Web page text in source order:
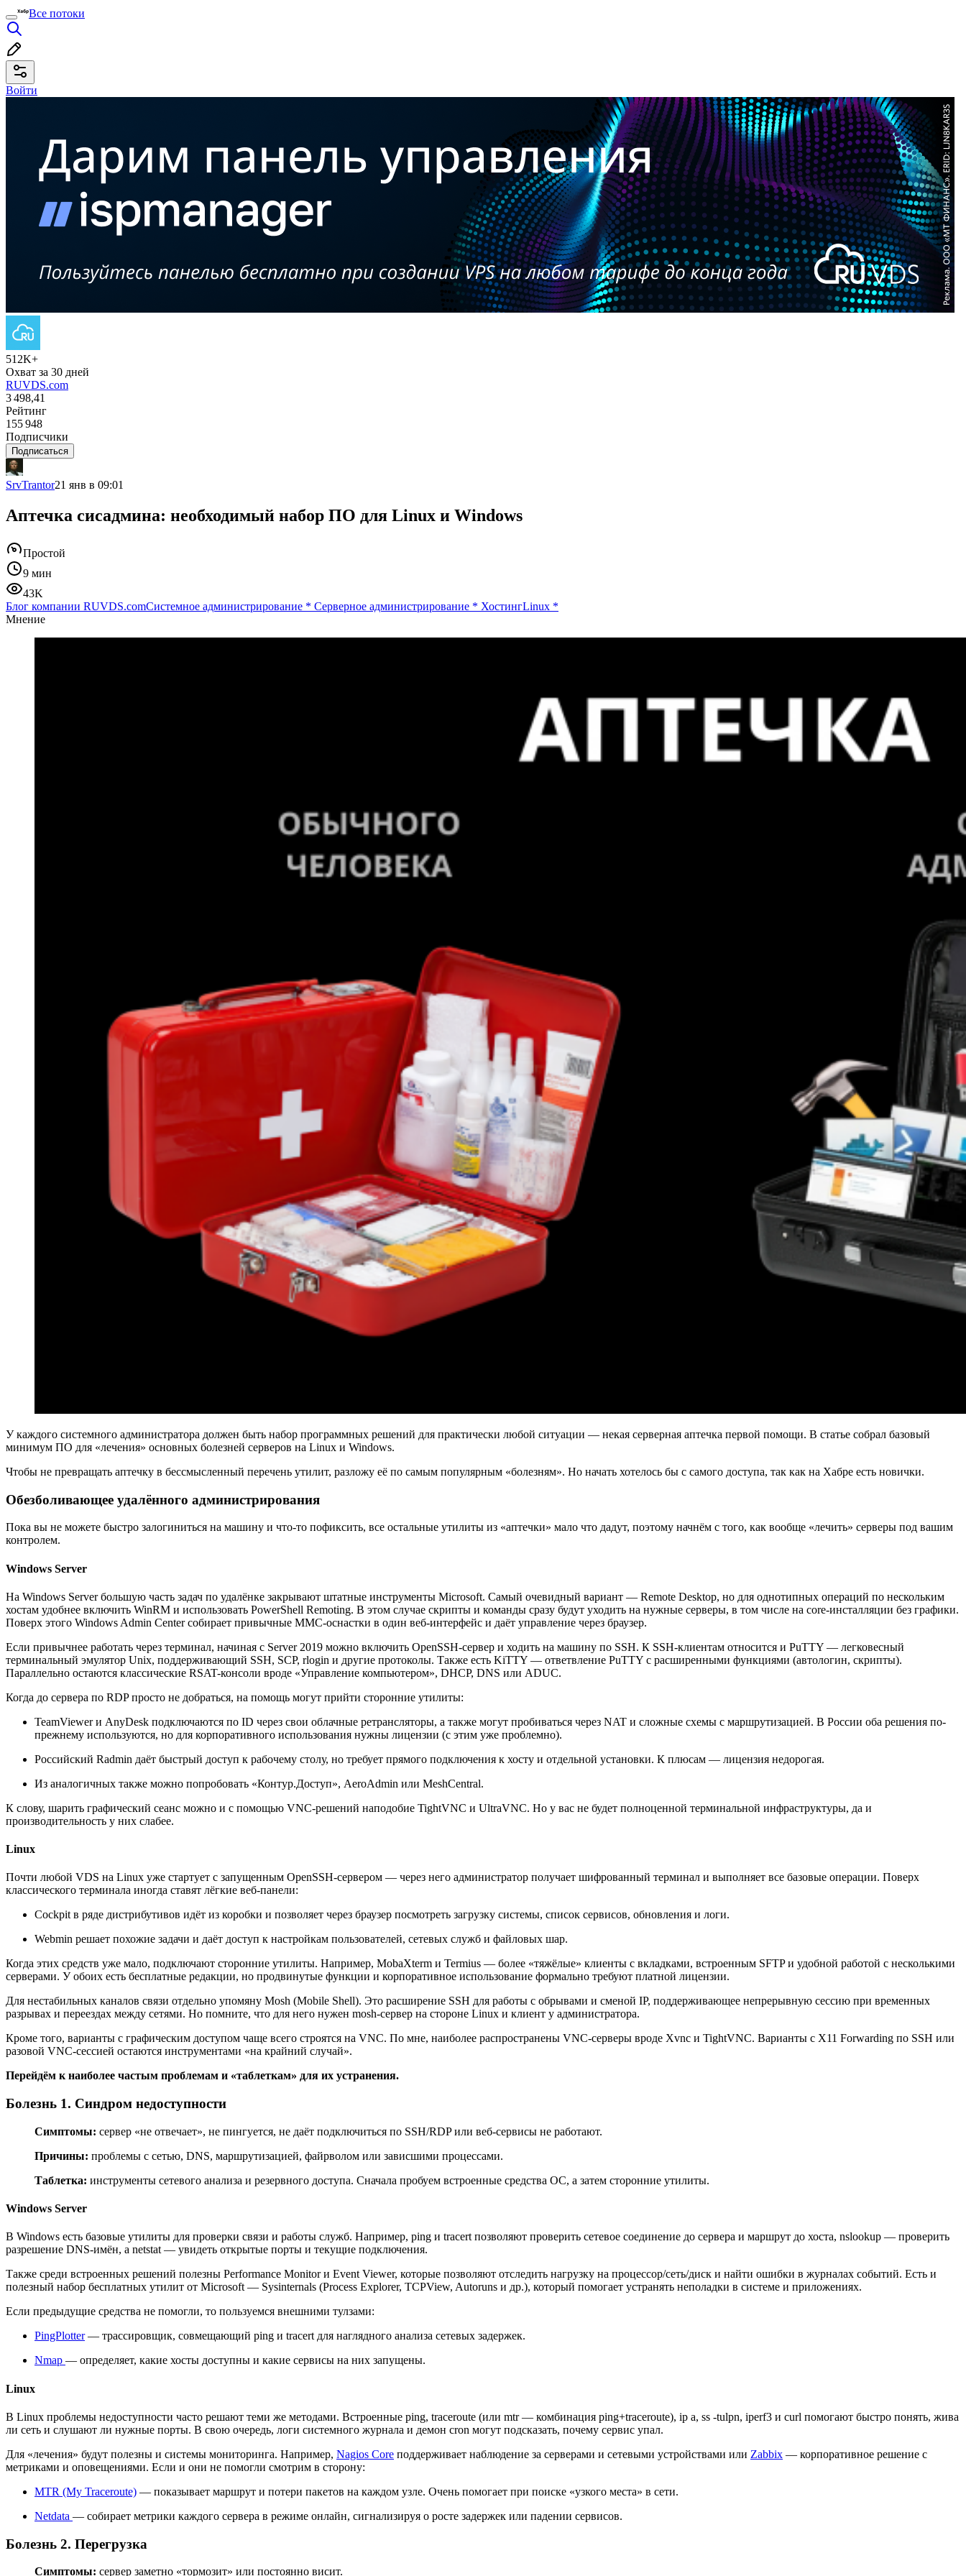
Все потоки
Войти
512K+
Охват за 30 дней
RUVDS.com
3 498,41
Рейтинг
155 948
Подписчики
Подписаться
SrvTrantor21 янв в 09:01
Аптечка сисадмина: необходимый набор ПО для Linux и Windows
Простой
9 мин
43K
Блог компании RUVDS.comСистемное администрирование * Серверное администрирование * ХостингLinux *
Мнение
У каждого системного администратора должен быть набор программных решений для практически любой ситуации — некая серверная аптечка первой помощи. В статье собрал базовый
минимум ПО для «лечения» основных болезней серверов на Linux и Windows.
Чтобы не превращать аптечку в бессмысленный перечень утилит, разложу её по самым популярным «болезням». Но начать хотелось бы с самого доступа, так как на Хабре есть новички.
Обезболивающее удалённого администрирования
Пока вы не можете быстро залогиниться на машину и что-то пофиксить, все остальные утилиты из «аптечки» мало что дадут, поэтому начнём с того, как вообще «лечить» серверы под вашим
контролем.
Windows Server
На Windows Server большую часть задач по удалёнке закрывают штатные инструменты Microsoft. Самый очевидный вариант — Remote Desktop, но для однотипных операций по нескольким
хостам удобнее включить WinRM и использовать PowerShell Remoting. В этом случае скрипты и команды сразу будут уходить на нужные серверы, в том числе на core-инсталляции без графики.
Поверх этого Windows Admin Center собирает привычные MMC-оснастки в один веб-интерфейс и даёт управление через браузер.
Если привычнее работать через терминал, начиная с Server 2019 можно включить OpenSSH-сервер и ходить на машину по SSH. К SSH-клиентам относится и PuTTY — легковесный
терминальный эмулятор Unix, поддерживающий SSH, SCP, rlogin и другие протоколы. Также есть KiTTY — ответвление PuTTY с расширенными функциями (автологин, скрипты).
Параллельно остаются классические RSAT-консоли вроде «Управление компьютером», DHCP, DNS или ADUC.
Когда до сервера по RDP просто не добраться, на помощь могут прийти сторонние утилиты:
TeamViewer и AnyDesk подключаются по ID через свои облачные ретрансляторы, а также могут пробиваться через NAT и сложные схемы с маршрутизацией. В России оба решения по-
прежнему используются, но для корпоративного использования нужны лицензии (с этим уже проблемно).
Российский Radmin даёт быстрый доступ к рабочему столу, но требует прямого подключения к хосту и отдельной установки. К плюсам — лицензия недорогая.
Из аналогичных также можно попробовать «Контур.Доступ», AeroAdmin или MeshCentral.
К слову, шарить графический сеанс можно и с помощью VNC-решений наподобие TightVNC и UltraVNC. Но у вас не будет полноценной терминальной инфраструктуры, да и
производительность у них слабее.
Linux
Почти любой VDS на Linux уже стартует с запущенным OpenSSH-сервером — через него администратор получает шифрованный терминал и выполняет все базовые операции. Поверх
классического терминала иногда ставят лёгкие веб-панели:
Cockpit в ряде дистрибутивов идёт из коробки и позволяет через браузер посмотреть загрузку системы, список сервисов, обновления и логи.
Webmin решает похожие задачи и даёт доступ к настройкам пользователей, сетевых служб и файловых шар.
Когда этих средств уже мало, подключают сторонние утилиты. Например, MobaXterm и Termius — более «тяжёлые» клиенты с вкладками, встроенным SFTP и удобной работой с несколькими
серверами. У обоих есть бесплатные редакции, но продвинутые функции и корпоративное использование формально требуют платной лицензии.
Для нестабильных каналов связи отдельно упомяну Mosh (Mobile Shell). Это расширение SSH для работы с обрывами и сменой IP, поддерживающее непрерывную сессию при временных
разрывах и переездах между сетями. Но помните, что для него нужен mosh-сервер на стороне Linux и клиент у администратора.
Кроме того, варианты с графическим доступом чаще всего строятся на VNC. По мне, наиболее распространены VNC-серверы вроде Xvnc и TightVNC. Варианты с X11 Forwarding по SSH или
разовой VNC-сессией остаются инструментами «на крайний случай».
Перейдём к наиболее частым проблемам и «таблеткам» для их устранения.
Болезнь 1. Синдром недоступности
Симптомы: сервер «не отвечает», не пингуется, не даёт подключиться по SSH/RDP или веб-сервисы не работают.
Причины: проблемы с сетью, DNS, маршрутизацией, файрволом или зависшими процессами.
Таблетка: инструменты сетевого анализа и резервного доступа. Сначала пробуем встроенные средства ОС, а затем сторонние утилиты.
Windows Server
В Windows есть базовые утилиты для проверки связи и работы служб. Например, ping и tracert позволяют проверить сетевое соединение до сервера и маршрут до хоста, nslookup — проверить
разрешение DNS-имён, а netstat — увидеть открытые порты и текущие подключения.
Также среди встроенных решений полезны Performance Monitor и Event Viewer, которые позволяют отследить нагрузку на процессор/сеть/диск и найти ошибки в журналах событий. Есть и
полезный набор бесплатных утилит от Microsoft — Sysinternals (Process Explorer, TCPView, Autoruns и др.), который помогает устранять неполадки в системе и приложениях.
Если предыдущие средства не помогли, то пользуемся внешними тулзами:
PingPlotter— трассировщик, совмещающий ping и tracert для наглядного анализа сетевых задержек.
Nmap — определяет, какие хосты доступны и какие сервисы на них запущены.
Linux
В Linux проблемы недоступности часто решают теми же методами. Встроенные ping, traceroute (или mtr — комбинация ping+traceroute), ip a, ss -tulpn, iperf3 и curl помогают быстро понять, жива
ли сеть и слушают ли нужные порты. В свою очередь, логи системного журнала и демон cron могут подсказать, почему сервис упал.
Для «лечения» будут полезны и системы мониторинга. Например, Nagios Core поддерживает наблюдение за серверами и сетевыми устройствами или Zabbix — корпоративное решение с
метриками и оповещениями. Если и они не помогли смотрим в сторону:
MTR (My Traceroute) — показывает маршрут и потери пакетов на каждом узле. Очень помогает при поиске «узкого места» в сети.
Netdata — собирает метрики каждого сервера в режиме онлайн, сигнализируя о росте задержек или падении сервисов.
Болезнь 2. Перегрузка
Симптомы: сервер заметно «тормозит» или постоянно висит.